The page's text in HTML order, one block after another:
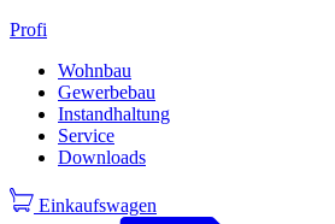
Profi
Wohnbau
Gewerbebau
Instandhaltung
Service
Downloads
Einkaufswagen